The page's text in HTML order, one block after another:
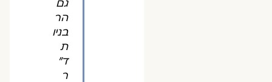
גם
הר
בניו
ת
ד"
ר